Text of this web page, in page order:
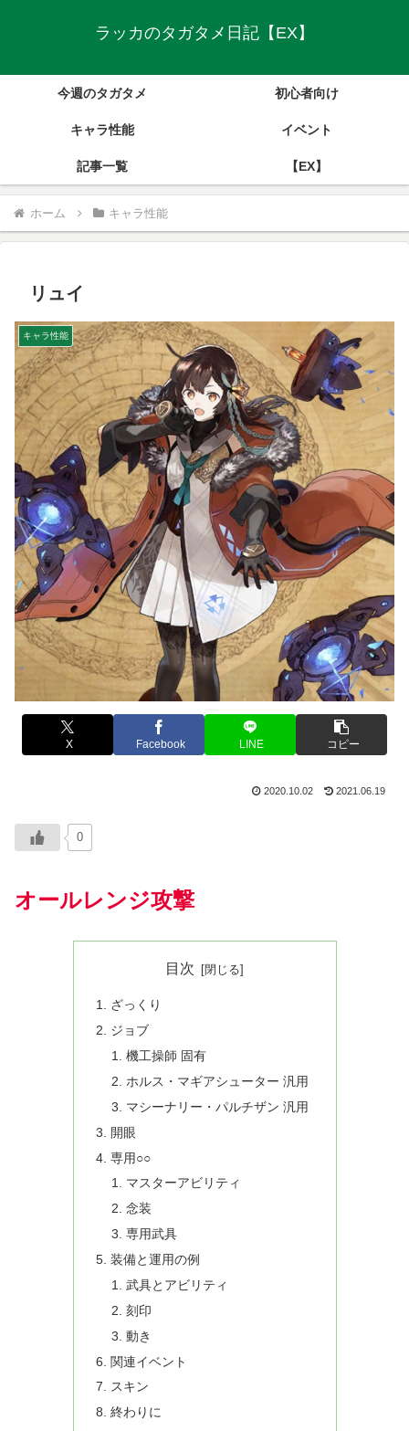
ラッカのタガタメ日記【EX】
今週のタガタメ 初心者向け
キャラ性能 イベント
記事一覧 【EX】
ホーム キャラ性能
リュイ
キャラ性能
X Facebook LINE コピー
2020.10.02 2021.06.19
0
オールレンジ攻撃
目次
ざっくり
ジョブ
機工操師 固有
ホルス・マギアシューター 汎用
マシーナリー・パルチザン 汎用
開眼
専用○○
マスターアビリティ
念装
専用武具
装備と運用の例
武具とアビリティ
刻印
動き
関連イベント
スキン
終わりに